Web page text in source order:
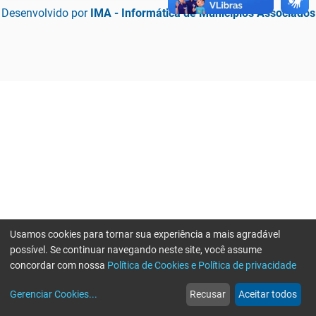
Desenvolvido por IMA - Informática de Municípios Associados
web
Notícias
more_horiz
Mais
Usamos cookies para tornar sua experiência a mais agradável
possível. Se continuar navegando neste site, você assume
concordar com nossa Política de Cookies e Política de privacidade
Gerenciar Cookies... Recusar Aceitar todos
Erro ao enviar informações, por favor tente novamente